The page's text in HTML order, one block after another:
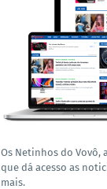
Os Netinhos do Vovô,
que dá acesso as
mais.